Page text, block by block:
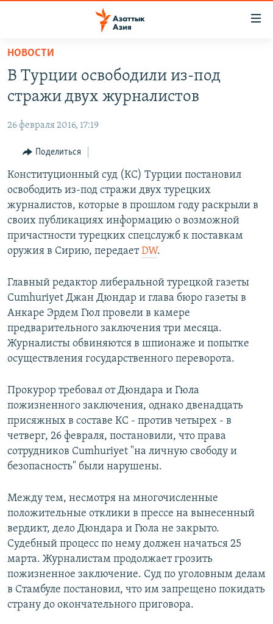
Вернуться
основному
содержанию
Вернутся
навигации
Вернутся
поиску
КАЗАХСТАН
УЗБЕКИСТАН
ТАДЖИКИСТАН
НОВОСТИ
ВОЙНА В УКРАИНЕ
НА ДРУГИХ ЯЗЫКАХ
ҚАЗАҚША
КЫРГЫЗЧА
ЎЗБЕКЧА
ТОҶИКӢ
TÜRKMENÇE
Все сайты РСЕ/РС
НОВОСТИ
В Турции освободили из-под
стражи двух журналистов
26 февраля 2016, 17:19
Поделиться
Конституционный суд (КС) Турции постановил
освободить из-под стражи двух турецких
журналистов, которые в прошлом году раскрыли в
своих публикациях информацию о возможной
причастности турецких спецслужб к поставкам
оружия в Сирию, передаетDW.
Главный редактор либеральной турецкой газеты
Cumhuriyet Джан Дюндар и глава бюро газеты в
Анкаре Эрдем Гюл провели в камере
предварительного заключения три месяца.
Журналисты обвиняются в шпионаже и попытке
осуществления государственного переворота.
Прокурор требовал от Дюндара и Гюла
пожизненного заключения, однако двенадцать
присяжных в составе КС - против четырех - в
четверг, 26 февраля, постановили, что права
сотрудников Cumhuriyet "на личную свободу и
безопасность" были нарушены.
Между тем, несмотря на многочисленные
положительные отклики в прессе на вынесенный
вердикт, дело Дюндара и Гюла не закрыто.
Судебный процесс по нему должен начаться 25
марта. Журналистам продолжает грозить
пожизненное заключение. Суд по уголовным делам
в Стамбуле постановил, что им запрещено покидать
страну до окончательного приговора.